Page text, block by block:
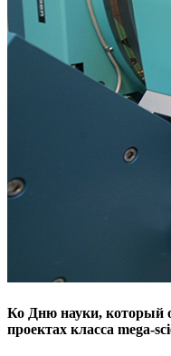
Ко Дню науки, который
проектах класса mega-